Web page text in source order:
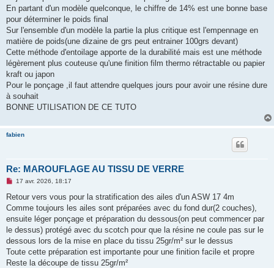
En partant d'un modèle quelconque, le chiffre de 14% est une bonne base
pour déterminer le poids final
Sur l'ensemble d'un modèle la partie la plus critique est l'empennage en
matière de poids(une dizaine de grs peut entrainer 100grs devant)
Cette méthode d'entoilage apporte de la durabilité mais est une méthode
légèrement plus couteuse qu'une finition film thermo rétractable ou papier
kraft ou japon
Pour le ponçage ,il faut attendre quelques jours pour avoir une résine dure
à souhait
BONNE UTILISATION DE CE TUTO
fabien
Re: MAROUFLAGE AU TISSU DE VERRE
M
s
a
g
n
o
l
u
17 avr. 2026, 18:17
Retour vers vous pour la stratification des ailes d'un ASW 17 4m
Comme toujours les ailes sont préparées avec du fond dur(2 couches),
ensuite léger ponçage et préparation du dessous(on peut commencer par
le dessus) protégé avec du scotch pour que la résine ne coule pas sur le
dessous lors de la mise en place du tissu 25gr/m² sur le dessus
Toute cette préparation est importante pour une finition facile et propre
Reste la découpe de tissu 25gr/m²